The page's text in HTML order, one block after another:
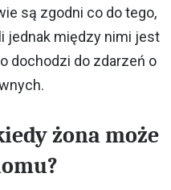
są zgodni co do tego,
jednak między nimi jest
dochodzi do zdarzeń o
żona może